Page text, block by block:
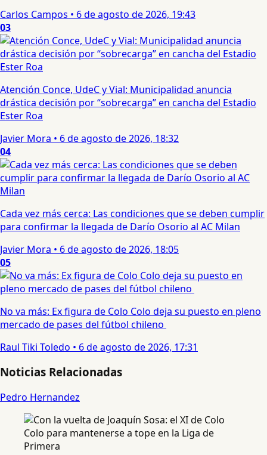
Carlos Campos • 6 de agosto de 2026, 19:43
03
Atención Conce, UdeC y Vial: Municipalidad anuncia
drástica decisión por “sobrecarga” en cancha del Estadio
Ester Roa
Javier Mora • 6 de agosto de 2026, 18:32
04
Cada vez más cerca: Las condiciones que se deben cumplir
para confirmar la llegada de Darío Osorio al AC Milan
Javier Mora • 6 de agosto de 2026, 18:05
05
No va más: Ex figura de Colo Colo deja su puesto en pleno
mercado de pases del fútbol chileno
Raul Tiki Toledo • 6 de agosto de 2026, 17:31
Noticias Relacionadas
Pedro Hernandez